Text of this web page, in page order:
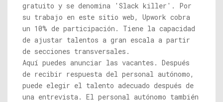
gratuito y se denomina 'Slack killer'. Por
su trabajo en este sitio web, Upwork cobra
un 10% de participación. Tiene la capacidad
de ajustar talentos a gran escala a partir
de secciones transversales.
Aquí puedes anunciar las vacantes. Después
de recibir respuesta del personal autónomo,
puede elegir el talento adecuado después de
una entrevista. El personal autónomo también